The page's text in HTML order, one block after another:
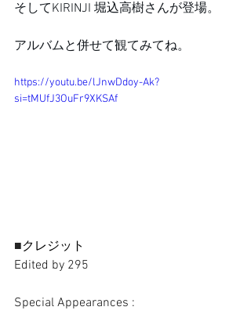
そしてKIRINJI 堀込高樹さんが登場。
アルバムと併せて観てみてね。
https://youtu.be/lJnwDdoy-Ak?
si=tMUfJ3OuFr9XKSAf
■クレジット
Edited by 295
Special Appearances :